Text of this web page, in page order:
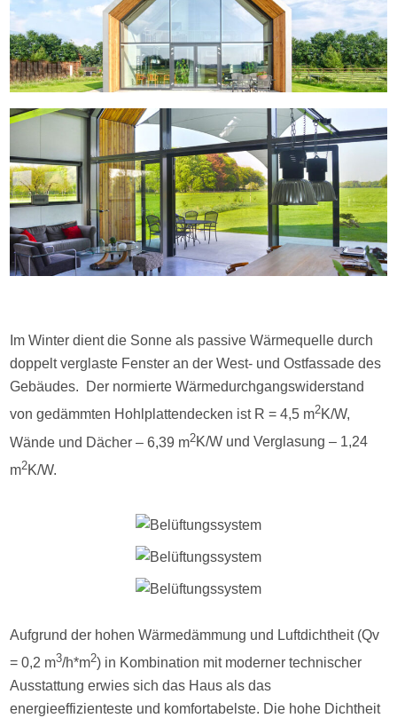
Im Winter dient die Sonne als passive Wärmequelle durch
doppelt verglaste Fenster an der West- und Ostfassade des
Gebäudes. Der normierte Wärmedurchgangswiderstand
von gedämmten Hohlplattendecken ist R = 4,5 m2K/W,
Wände und Dächer – 6,39 m2K/W und Verglasung – 1,24
m2K/W.
Aufgrund der hohen Wärmedämmung und Luftdichtheit (Qv
= 0,2 m3/h*m2) in Kombination mit moderner technischer
Ausstattung erwies sich das Haus als das
energieeffizienteste und komfortabelste. Die hohe Dichtheit